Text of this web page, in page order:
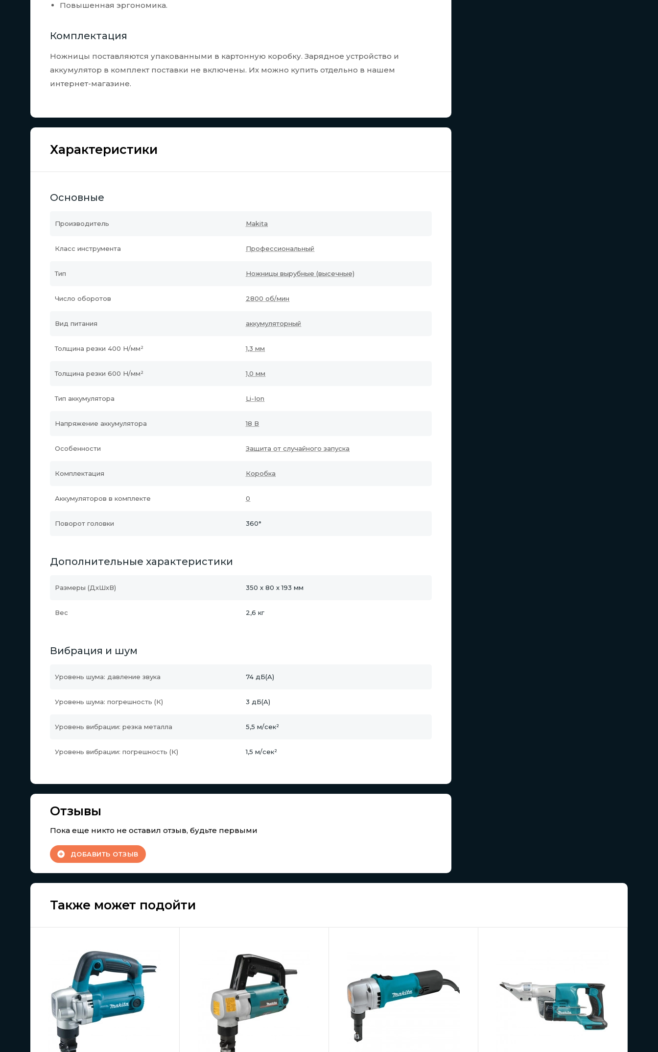
Повышенная эргономика.
Комплектация
Ножницы поставляются упакованными в картонную коробку. Зарядное устройство и
аккумулятор в комплект поставки не включены. Их можно купить отдельно в нашем
интернет-магазине.
Характеристики
Основные
Производитель Makita
Класс инструмента Профессиональный
Тип Ножницы вырубные (высечные)
Число оборотов 2800 об/мин
Вид питания аккумуляторный
Толщина резки 400 Н/мм² 1,3 мм
Толщина резки 600 Н/мм² 1,0 мм
Тип аккумулятора Li-Ion
Напряжение аккумулятора 18 В
Особенности Защита от случайного запуска
Комплектация Коробка
Аккумуляторов в комплекте 0
Поворот головки 360°
Дополнительные характеристики
Размеры (ДхШхВ) 350 х 80 х 193 мм
Вес 2,6 кг
Вибрация и шум
Уровень шума: давление звука 74 дБ(A)
Уровень шума: погрешность (К) 3 дБ(A)
Уровень вибрации: резка металла 5,5 м/сек²
Уровень вибрации: погрешность (К) 1,5 м/сек²
Отзывы
Пока еще никто не оставил отзыв, будьте первыми
ДОБАВИТЬ ОТЗЫВ
Также может подойти